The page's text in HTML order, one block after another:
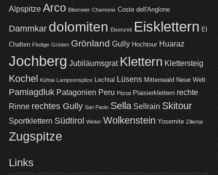
Alpspitze Arco Biberwier Chamonix Coste dell'Anglone
Dammkar dolomiten Eisenzeit Eisklettern El
Chalten Flodige Gröden Grönland Gully Hochtour Huaraz
Jochberg Jubiläumsgrat Klettern Klettersteig
Kochel Kühtai Lampsenspitze Lechtal Lüsens Mittenwald Neue Welt
Pamiagdluk Patagonien Peru Pitztal Plaisierklettern rechte
Rinne rechtes Gully San Paolo Sella Sellrain Skitour
Sportklettern Südtirol Winter Wolkenstein Yosemite Zillertal
Zugspitze
Links